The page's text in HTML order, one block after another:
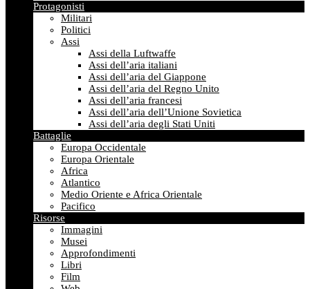
Protagonisti
Militari
Politici
Assi
Assi della Luftwaffe
Assi dell’aria italiani
Assi dell’aria del Giappone
Assi dell’aria del Regno Unito
Assi dell’aria francesi
Assi dell’aria dell’Unione Sovietica
Assi dell’aria degli Stati Uniti
Battaglie
Europa Occidentale
Europa Orientale
Africa
Atlantico
Medio Oriente e Africa Orientale
Pacifico
Risorse
Immagini
Musei
Approfondimenti
Libri
Film